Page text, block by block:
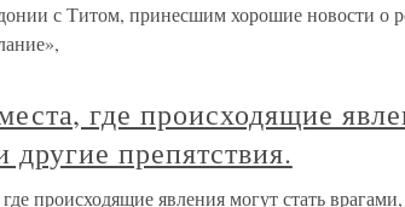
с Титом, принесшим хорошие новости о
где происходящие
другие препятствия.
происходящие явления могут стать